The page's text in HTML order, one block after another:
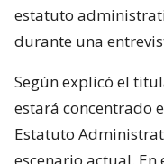
estatuto
durante una
Según explicó el
estará concentrado
Estatuto
escenario actual.